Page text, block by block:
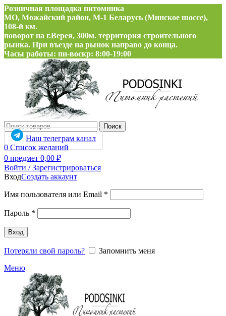
Розничная площадка питомника
МО, Можайский район, М-1 Беларусь (Минское шоссе),
108-й км.
поворот на г.Верея, 300м. территория строительного
рынка. При въезде на рынок направо до конца.
Часы работы: пн-воскр: 8:00-19:00
Поиск
Наш телеграм канал
0 Список желаний
0 предмет 0,00 ₽
Войти / Зарегистрироваться
ВходСоздать аккаунт
Имя пользователя или Email *
Пароль *
Вход
Потеряли свой пароль?
Запомнить меня
Меню